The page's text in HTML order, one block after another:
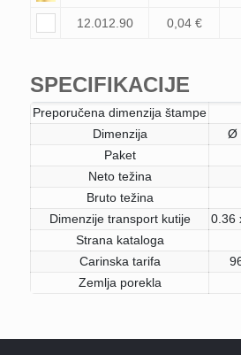
12.012.90 0,04 €
SPECIFIKACIJE
Preporučena dimenzija štampe
Dimenzija
Ø
Paket
Neto težina
Bruto težina
Dimenzije transport kutije
0.36
Strana kataloga
Carinska tarifa
Zemlja porekla